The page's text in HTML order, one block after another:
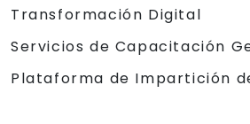
Transformación Digital
Servicios de Capacitación
Plataforma de Impartición